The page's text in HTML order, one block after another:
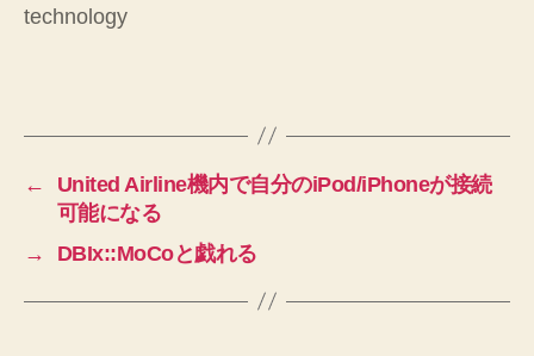
technology
←
United Airline機内で自分のiPod/iPhoneが接続
可能になる
→
DBIx::MoCoと戯れる